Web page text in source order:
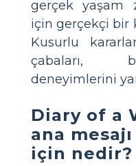
gerçek yaşam
için gerçekçi bir
Kusurlu
çabaları,
deneyimlerini
Diary of a
ana
için nedir?